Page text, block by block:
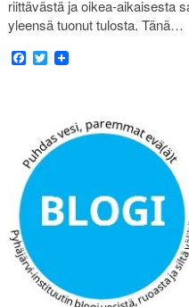
riittävästä ja oikea-aikaisesta
yleensä tuonut tulosta. Tänä…
Facebook
Twitter